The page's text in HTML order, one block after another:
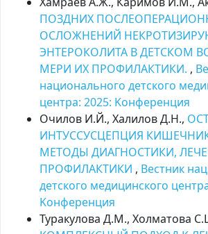
ПОЗДНИХ
ОСЛОЖНЕНИЙ
ЭНТЕРОКОЛИТА В ДЕТСКОМ
МЕРИ ИХ ПРОФИЛАКТИКИ. ,
национального детского
центра: 2025: Kонференция
Очилов И.Й., Халилов Д.Н.,
ИНТУССУСЦЕПЦИЯ
МЕТОДЫ ДИАГНОСТИКИ,
ПРОФИЛАКТИКИ , Вестник
детского медицинского
Kонференция
Туракулова Д.М., Холматова